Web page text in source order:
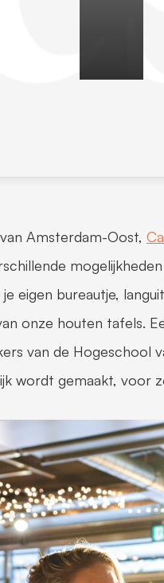
Amsterdam-Oost,
eigen bureautje,
onze houten tafels.
van de Hogeschool
wordt gemaakt, voor